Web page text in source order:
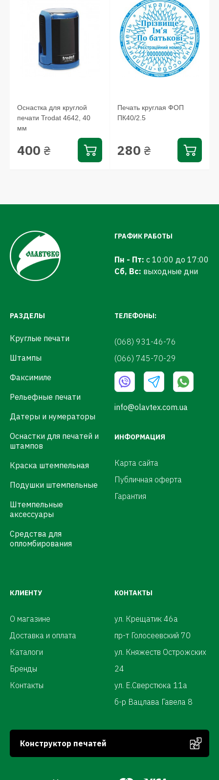
Оснастка для круглой
печати Trodat 4642, 40
мм
400 ₴
Печать круглая ФОП
ПК40/2.5
280 ₴
ГРАФИК РАБОТЫ
Пн - Пт: с 10:00 до 17:00
Сб, Вс: выходные дни
РАЗДЕЛЫ
Круглые печати
Штампы
Факсимиле
Рельефные печати
Датеры и нумераторы
Оснастки для печатей и
штампов
Краска штемпельная
Подушки штемпельные
Штемпельные
аксессуары
Средства для
опломбирования
ТЕЛЕФОНЫ:
(068) 931-46-76
(066) 745-70-29
info@olavtex.com.ua
ИНФОРМАЦИЯ
Карта сайта
Публичная оферта
Гарантия
КЛИЕНТУ
О магазине
Доставка и оплата
Каталоги
Бренды
Контакты
КОНТАКТЫ
ул. Крещатик 46а
пр-т Голосеевский 70
ул. Княжеств Острожских
24
ул. Е.Сверстюка 11а
б-р Вацлава Гавела 8
Конструктор печатей